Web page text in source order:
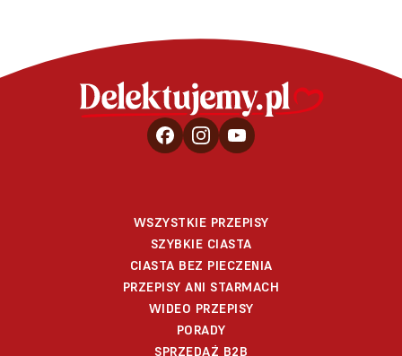
WSZYSTKIE PRZEPISY
SZYBKIE CIASTA
CIASTA BEZ PIECZENIA
PRZEPISY ANI STARMACH
WIDEO PRZEPISY
PORADY
SPRZEDAŻ B2B